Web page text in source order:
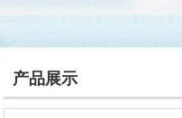
产品展示